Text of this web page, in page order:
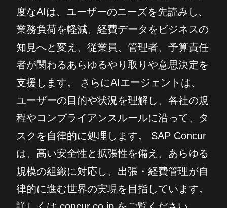
度なAIは、ユーザーのニーズを先読みし、
業務負荷を軽減、経費データをビジネスの
知見へと変え、従業員、管理者、予算責任
者が関わるあらゆるやり取りや意思決定を
支援します。 さらにAIエージェントは、
ユーザーの目的や状況を理解し、各社の規
程やコンプライアンスルールに沿って、タ
スクを自律的に処理します。 SAP Concur
は、高い安全性と拡張性を備え、あらゆる
規模の組織に対応し、出張・経費管理が自
律的に進む世界の実現を目指しています。